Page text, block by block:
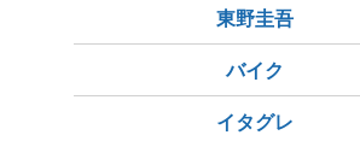
東野圭吾
バイク
イタグレ